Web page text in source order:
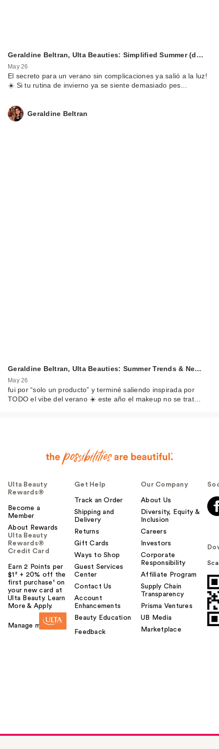
Geraldine Beltran, Ulta Beauties: Simplified Summer (d…
May 26
El secreto para un verano sin complicaciones ya salió a la luz!
☀️ Si tu rutina de invierno ya se siente demasiado pes…
Geraldine Beltran
Geraldine Beltran, Ulta Beauties: Summer Trends & Ne…
May 26
fui por “solo un producto” y terminé saliendo inspirada por
TODO el vibe del verano ☀️ este año el makeup no se trat…
Ulta Beauty
Rewards®
Become a
Member
About Rewards
Ulta Beauty
Rewards®
Credit Card
Earn 2 Points per
$1² + 20% off the
first purchase¹ on
your new card at
Ulta Beauty. Learn
More & Apply.
Manage my card
Get Help
Track an Order
Shipping and
Delivery
Returns
Gift Cards
Ways to Shop
Guest Services
Center
Contact Us
Account
Enhancements
Beauty Education
Feedback
Our Company
About Us
Diversity, Equity &
Inclusion
Careers
Investors
Corporate
Responsibility
Affiliate Program
Supply Chain
Transparency
Prisma Ventures
UB Media
Marketplace